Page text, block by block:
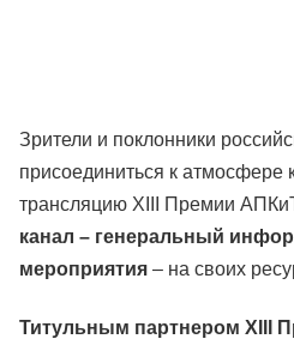
Зрители и поклонники
присоединиться к
трансляцию XIII Премии
канал – генеральный
мероприятия – на своих
Титульным партнером XIII